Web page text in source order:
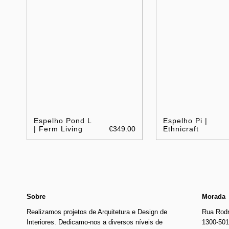
Espelho Pond L
| Ferm Living
€349.00
Espelho Pi |
Ethnicraft
Sobre
Realizamos projetos de Arquitetura e Design de
Interiores. Dedicamo-nos a diversos níveis de
Morada
Rua
1300-